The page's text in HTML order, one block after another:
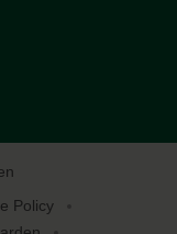
Policy